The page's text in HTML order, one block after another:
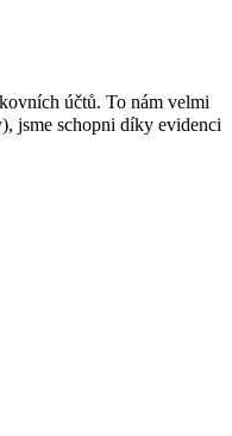
účtů. To nám velmi
jsme schopni díky evidenci